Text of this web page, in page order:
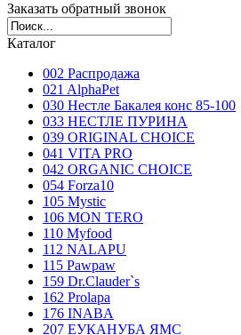
Заказать обратный звонок
Каталог
002 Распродажа
021 AlphaPet
030 Нестле Бакалея конc 85-100
033 НЕСТЛЕ ПУРИНА
039 ORIGINAL CHOICE
041 VITA PRO
042 ORGANIC CHOICE
054 Forza10
105 Mystic
106 MON TERO
110 Myfood
112 NALAPU
115 Pawpaw
159 Dr.Clauder`s
162 Prolapa
176 INABA
207 ЕУКАНУБА ЯМС